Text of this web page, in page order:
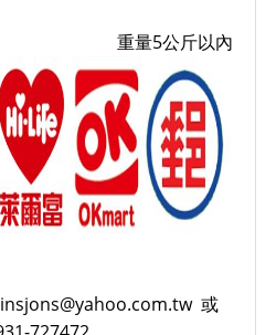
重量5公斤以內
或